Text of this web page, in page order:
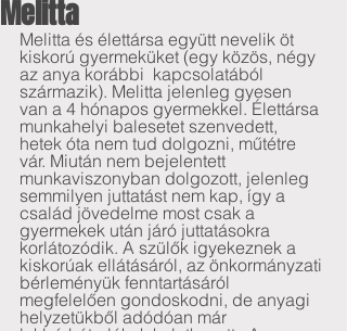
Melitta
Melitta és élettársa együtt nevelik öt
kiskorú gyermeküket (egy közös, négy
az anya korábbi  kapcsolatából
származik). Melitta jelenleg gyesen
van a 4 hónapos gyermekkel. Élettársa
munkahelyi balesetet szenvedett,
hetek óta nem tud dolgozni, műtétre
vár. Miután nem bejelentett
munkaviszonyban dolgozott, jelenleg
semmilyen juttatást nem kap, így a
család jövedelme most csak a
gyermekek után járó juttatásokra
korlátozódik. A szülők igyekeznek a
kiskorúak ellátásáról, az önkormányzati
bérleményük fenntartásáról
megfelelően gondoskodni, de anyagi
helyzetükből adódóan már